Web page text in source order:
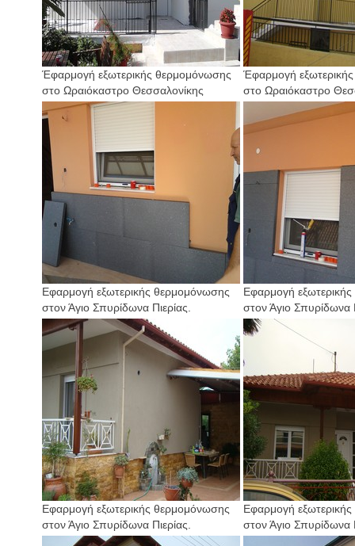
Έφαρμογή εξωτερικής θερμομόνωσης
στο Ωραιόκαστρο Θεσσαλονίκης
Έφαρμογή
στο Ωραιόκαστρο
Εφαρμογή εξωτερικής θερμομόνωσης
στον Άγιο Σπυρίδωνα Πιερίας.
Εφαρμογή
στον Άγιο Σπυρίδωνα
Εφαρμογή εξωτερικής θερμομόνωσης
στον Άγιο Σπυρίδωνα Πιερίας.
Εφαρμογή
στον Άγιο Σπυρίδωνα